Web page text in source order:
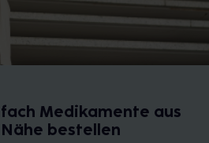
Medikamente aus
bestellen